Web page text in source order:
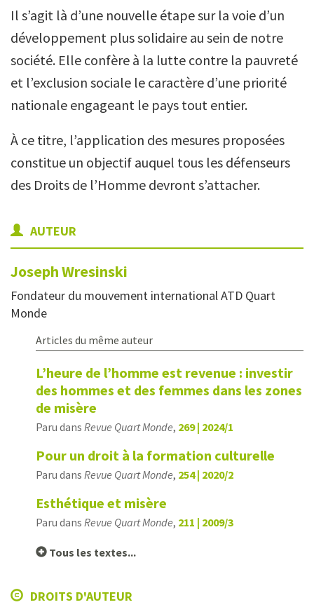
Il s’agit là d’une nouvelle étape sur la voie d’un
développement plus solidaire au sein de notre
société. Elle confère à la lutte contre la pauvreté
et l’exclusion sociale le caractère d’une priorité
nationale engageant le pays tout entier.
À ce titre, l’application des mesures proposées
constitue un objectif auquel tous les défenseurs
des Droits de l’Homme devront s’attacher.
AUTEUR
JosephWresinski
Fondateur du mouvement international ATD Quart
Monde
Articles du même auteur
L’heure de l’homme est revenue : investir
des hommes et des femmes dans les zones
de misère
Paru dans Revue Quart Monde, 269 | 2024/1
Pour un droit à la formation culturelle
Paru dans Revue Quart Monde, 254 | 2020/2
Esthétique et misère
Paru dans Revue Quart Monde, 211 | 2009/3
Tous les textes...
DROITS D'AUTEUR